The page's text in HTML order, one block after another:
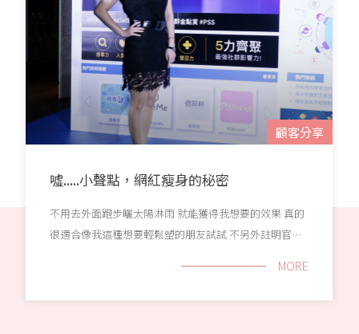
顧客分享
噓.....小聲點，網紅瘦身的秘密
不用去外面跑步曬太陽淋雨 就能獲得我想要的效果 真的
很適合像我這種想要輕鬆塑的朋友試試 不另外註明官網
MORE